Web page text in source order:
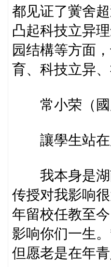
都见证了黉舍
凸起科技立异
园结構等方面
育、科技立异
常小荣（國
讓學生站在
我本身是湖
传授对我影响
年留校任教至
影响你们一生
但愿老是在年青